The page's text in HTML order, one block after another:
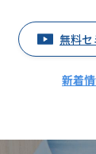
無料
新着